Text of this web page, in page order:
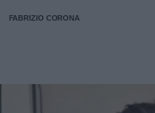
FABRIZIO CORONA